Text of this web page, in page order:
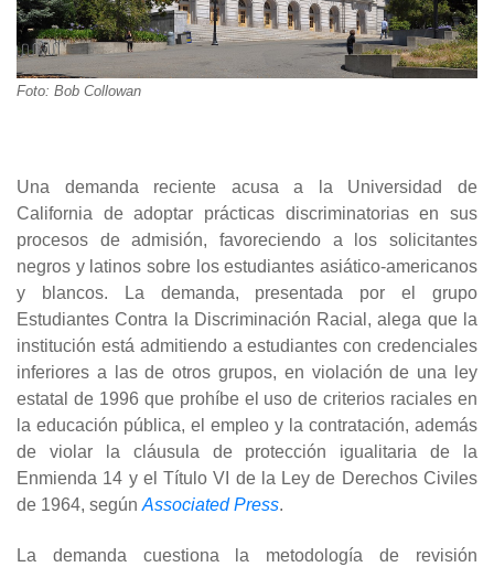
Foto: Bob Collowan
Una demanda reciente acusa a la Universidad de
California de adoptar prácticas discriminatorias en sus
procesos de admisión, favoreciendo a los solicitantes
negros y latinos sobre los estudiantes asiático-americanos
y blancos. La demanda, presentada por el grupo
Estudiantes Contra la Discriminación Racial, alega que la
institución está admitiendo a estudiantes con credenciales
inferiores a las de otros grupos, en violación de una ley
estatal de 1996 que prohíbe el uso de criterios raciales en
la educación pública, el empleo y la contratación, además
de violar la cláusula de protección igualitaria de la
Enmienda 14 y el Título VI de la Ley de Derechos Civiles
de 1964, segúnAssociated Press.
La demanda cuestiona la metodología de revisión